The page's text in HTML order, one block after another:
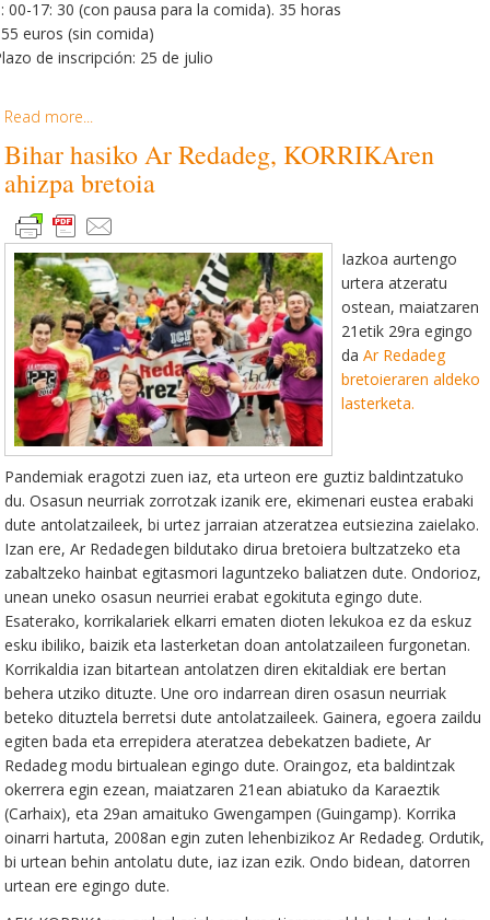
00-17: 30 (con pausa para la comida). 35 horas
euros (sin comida)
de inscripción: 25 de julio
Read more...
Bihar hasiko Ar Redadeg, KORRIKAren
ahizpa bretoia
Iazkoa aurtengo
urtera atzeratu
ostean, maiatzaren
21etik 29ra egingo
da Ar Redadeg
bretoieraren aldeko
lasterketa.
Pandemiak eragotzi zuen iaz, eta urteon ere guztiz baldintzatuko
du. Osasun neurriak zorrotzak izanik ere, ekimenari eustea erabaki
dute antolatzaileek, bi urtez jarraian atzeratzea eutsiezina zaielako.
Izan ere, Ar Redadegen bildutako dirua bretoiera bultzatzeko eta
zabaltzeko hainbat egitasmori laguntzeko baliatzen dute. Ondorioz,
unean uneko osasun neurriei erabat egokituta egingo dute.
Esaterako, korrikalariek elkarri ematen dioten lekukoa ez da eskuz
esku ibiliko, baizik eta lasterketan doan antolatzaileen furgonetan.
Korrikaldia izan bitartean antolatzen diren ekitaldiak ere bertan
behera utziko dituzte. Une oro indarrean diren osasun neurriak
beteko dituztela berretsi dute antolatzaileek. Gainera, egoera zaildu
egiten bada eta errepidera ateratzea debekatzen badiete, Ar
Redadeg modu birtualean egingo dute. Oraingoz, eta baldintzak
okerrera egin ezean, maiatzaren 21ean abiatuko da Karaeztik
(Carhaix), eta 29an amaituko Gwengampen (Guingamp). Korrika
oinarri hartuta, 2008an egin zuten lehenbizikoz Ar Redadeg. Ordutik,
bi urtean behin antolatu dute, iaz izan ezik. Ondo bidean, datorren
urtean ere egingo dute.